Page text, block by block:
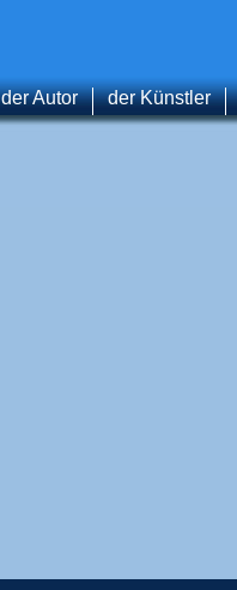
der Autor der Künstler